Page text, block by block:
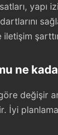
yapı
ne
değişir
İyi